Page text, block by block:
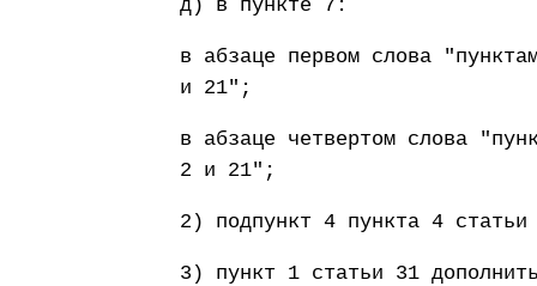
д) в пункте 7:
в абзаце первом слова
и 21";
в абзаце четвертом слова
2 и 21";
2) подпункт 4 пункта 4 статьи
3) пункт 1 статьи 31